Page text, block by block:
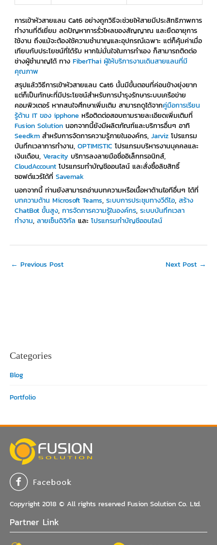
การเข้าหัวสายแลน Cat6 อย่างถูกวิธีจะช่วยให้สายมีประสิทธิภาพการ
ทำงานที่ดีเยี่ยม ลดปัญหาการรั่วไหลของสัญญาณ และยืดอายุการ
ใช้งาน ถึงแม้จะต้องใช้ความชำนาญและอุปกรณ์เฉพาะ แต่ก็คุ้มค่าเมื่อ
เทียบกับประโยชน์ที่ได้รับ หากไม่มั่นใจในการทำเอง ก็สามารถติดต่อ
ช่างผู้ชำนาญได้ ทาง FiberThai ผู้ให้บริการงานเดินสายแลนที่มี
คุณภาพ
สรุปแล้ววิธีการเข้าหัวสายแลน Cat6 นั้นมีขั้นตอนที่ค่อนข้างยุ่งยาก
แต่ก็เป็นทักษะที่มีประโยชน์สำหรับการบำรุงรักษาระบบเครือข่าย
คอมพิวเตอร์ หากสนใจศึกษาเพิ่มเติม สามารถดูได้จากคู่มือการเรียน
รู้ด้าน IT ของ ipphone หรือติดต่อสอบถามรายละเอียดเพิ่มเติมที่
Fusion Solution นอกจากนี้ยังมีผลิตภัณฑ์และบริการอื่นๆ อาทิ
Seedkm สำหรับการจัดการความรู้ภายในองค์กร, Jarviz โปรแกรม
บันทึกเวลาการทำงาน, OPTIMISTIC โปรแกรมบริหารงานบุคคลและ
เงินเดือน, Veracity บริการลงลายมือชื่ออิเล็กทรอนิกส์,
CloudAccount โปรแกรมทำบัญชีออนไลน์ และสั่งซื้อลิขสิทธิ์
ซอฟต์แวร์ได้ที่ Savemak
นอกจากนี้ ท่านยังสามารถอ่านบทความหรือเนื้อหาด้านไอทีอื่นๆ ได้ที่
บทความด้าน Microsoft Teams, ระบบการประชุมทางวีดีโอ, สร้าง
ChatBot ขั้นสูง, การจัดการความรู้ในองค์กร, ระบบบันทึกเวลา
ทำงาน, ลายเซ็นดิจิทัล และ โปรแกรมทำบัญชีออนไลน์
← Previous Post Next Post →
Categories
Blog
Portfolio
Copyright 2018 © All rights reserved Fusion Solution Co. Ltd.
Partner Link